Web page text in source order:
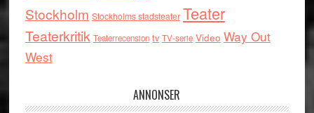
Stockholm Stockholms stadsteater Teater
Teaterkritik Teaterrecension tv TV-serie Video Way Out
West
ANNONSER